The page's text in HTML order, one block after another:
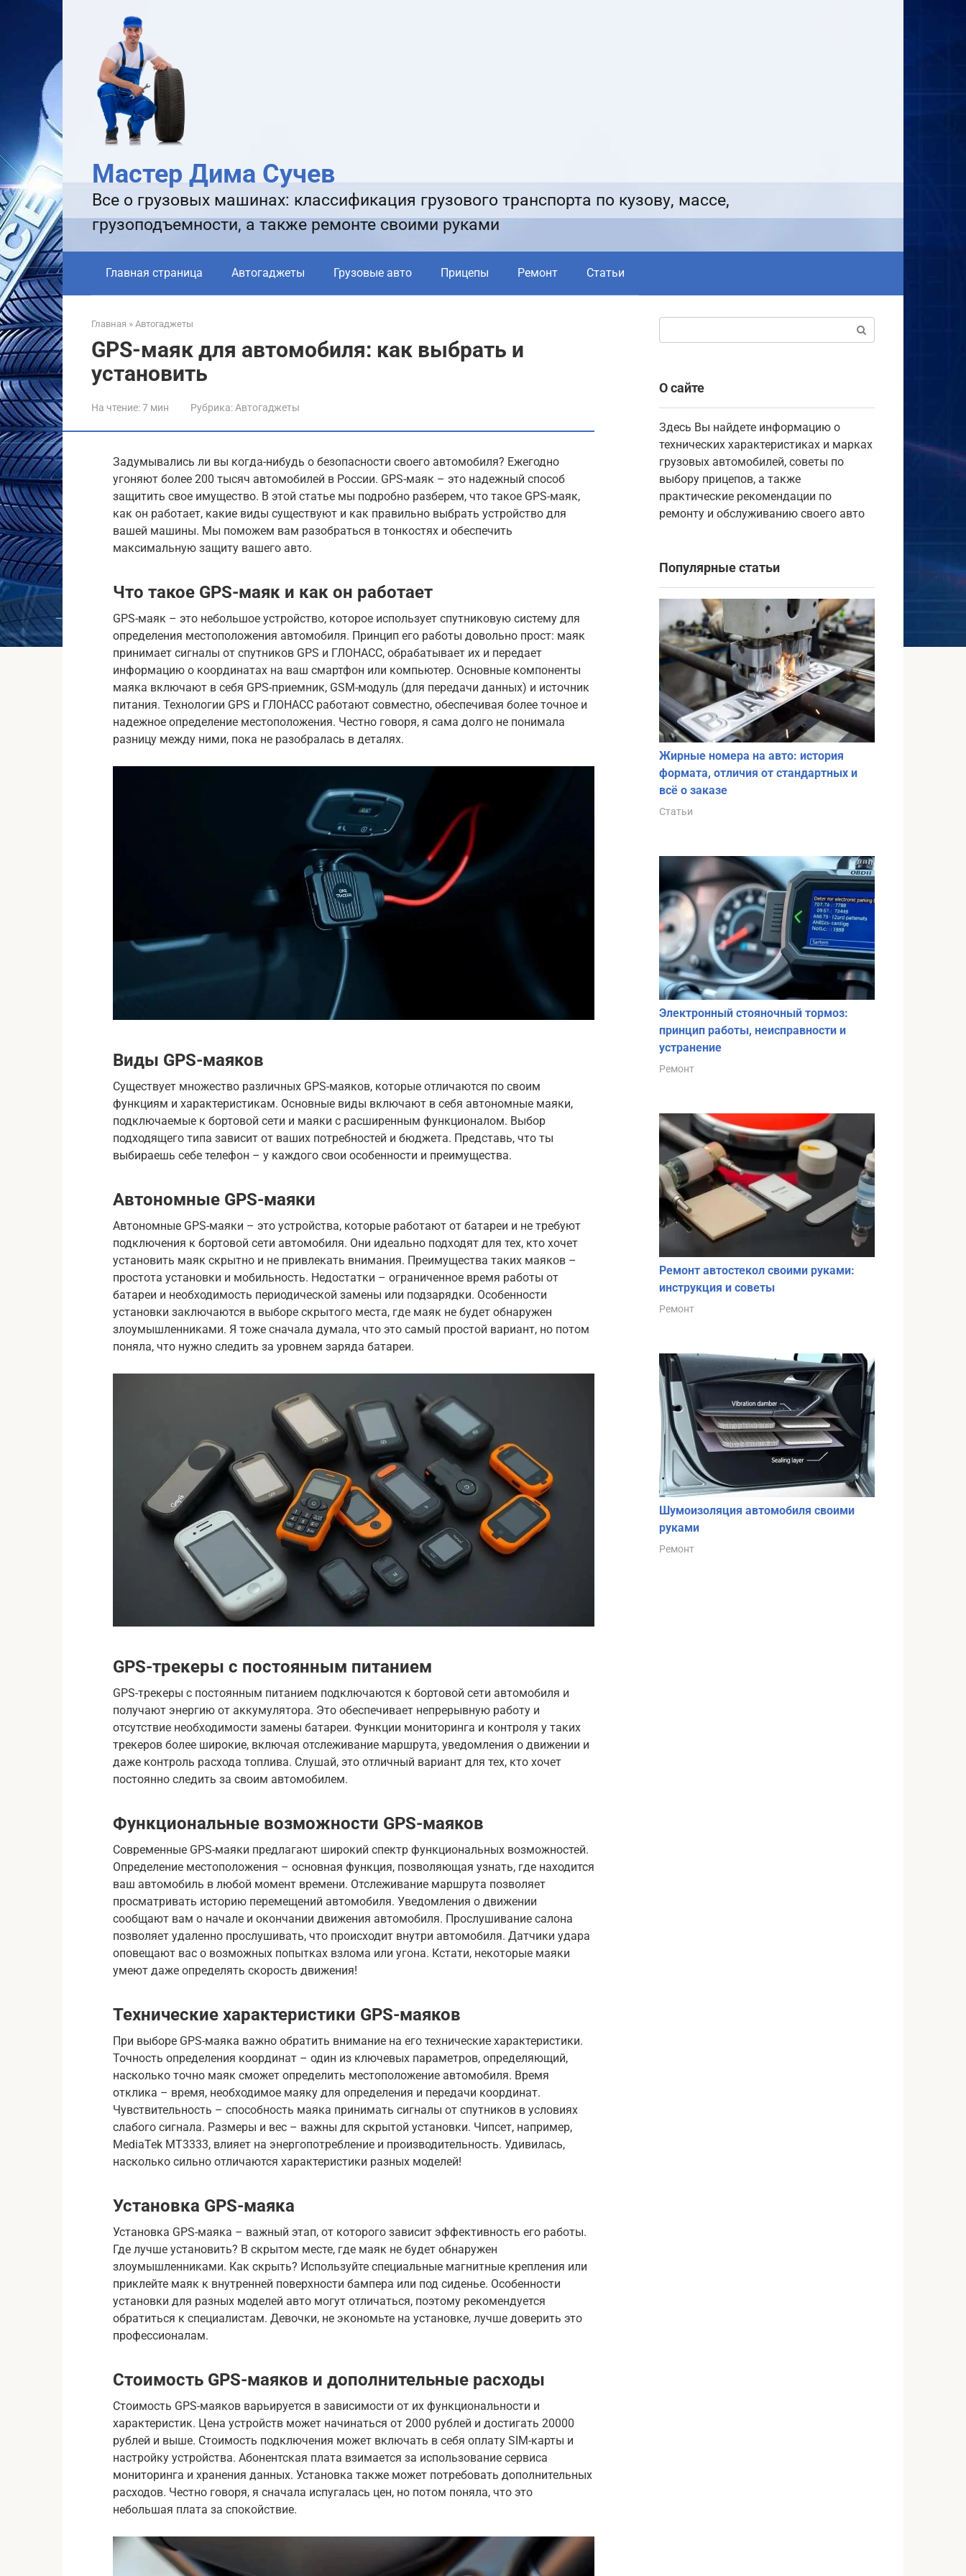
Мастер Дима Сучев
Все о грузовых машинах: классификация грузового транспорта по кузову, массе,
грузоподъемности, а также ремонте своими руками
Главная страница Автогаджеты Грузовые авто Прицепы Ремонт Статьи
Главная » Автогаджеты
GPS-маяк для автомобиля: как выбрать и
установить
На чтение:7 мин Рубрика: Автогаджеты
Задумывались ли вы когда-нибудь о безопасности своего автомобиля? Ежегодно
угоняют более 200 тысяч автомобилей в России. GPS-маяк – это надежный способ
защитить свое имущество. В этой статье мы подробно разберем, что такое GPS-маяк,
как он работает, какие виды существуют и как правильно выбрать устройство для
вашей машины. Мы поможем вам разобраться в тонкостях и обеспечить
максимальную защиту вашего авто.
Что такое GPS-маяк и как он работает
GPS-маяк – это небольшое устройство, которое использует спутниковую систему для
определения местоположения автомобиля. Принцип его работы довольно прост: маяк
принимает сигналы от спутников GPS и ГЛОНАСС, обрабатывает их и передает
информацию о координатах на ваш смартфон или компьютер. Основные компоненты
маяка включают в себя GPS-приемник, GSM-модуль (для передачи данных) и источник
питания. Технологии GPS и ГЛОНАСС работают совместно, обеспечивая более точное и
надежное определение местоположения. Честно говоря, я сама долго не понимала
разницу между ними, пока не разобралась в деталях.
Виды GPS-маяков
Существует множество различных GPS-маяков, которые отличаются по своим
функциям и характеристикам. Основные виды включают в себя автономные маяки,
подключаемые к бортовой сети и маяки с расширенным функционалом. Выбор
подходящего типа зависит от ваших потребностей и бюджета. Представь, что ты
выбираешь себе телефон – у каждого свои особенности и преимущества.
Автономные GPS-маяки
Автономные GPS-маяки – это устройства, которые работают от батареи и не требуют
подключения к бортовой сети автомобиля. Они идеально подходят для тех, кто хочет
установить маяк скрытно и не привлекать внимания. Преимущества таких маяков –
простота установки и мобильность. Недостатки – ограниченное время работы от
батареи и необходимость периодической замены или подзарядки. Особенности
установки заключаются в выборе скрытого места, где маяк не будет обнаружен
злоумышленниками. Я тоже сначала думала, что это самый простой вариант, но потом
поняла, что нужно следить за уровнем заряда батареи.
GPS-трекеры с постоянным питанием
GPS-трекеры с постоянным питанием подключаются к бортовой сети автомобиля и
получают энергию от аккумулятора. Это обеспечивает непрерывную работу и
отсутствие необходимости замены батареи. Функции мониторинга и контроля у таких
трекеров более широкие, включая отслеживание маршрута, уведомления о движении и
даже контроль расхода топлива. Слушай, это отличный вариант для тех, кто хочет
постоянно следить за своим автомобилем.
Функциональные возможности GPS-маяков
Современные GPS-маяки предлагают широкий спектр функциональных возможностей.
Определение местоположения – основная функция, позволяющая узнать, где находится
ваш автомобиль в любой момент времени. Отслеживание маршрута позволяет
просматривать историю перемещений автомобиля. Уведомления о движении
сообщают вам о начале и окончании движения автомобиля. Прослушивание салона
позволяет удаленно прослушивать, что происходит внутри автомобиля. Датчики удара
оповещают вас о возможных попытках взлома или угона. Кстати, некоторые маяки
умеют даже определять скорость движения!
Технические характеристики GPS-маяков
При выборе GPS-маяка важно обратить внимание на его технические характеристики.
Точность определения координат – один из ключевых параметров, определяющий,
насколько точно маяк сможет определить местоположение автомобиля. Время
отклика – время, необходимое маяку для определения и передачи координат.
Чувствительность – способность маяка принимать сигналы от спутников в условиях
слабого сигнала. Размеры и вес – важны для скрытой установки. Чипсет, например,
MediaTek MT3333, влияет на энергопотребление и производительность. Удивилась,
насколько сильно отличаются характеристики разных моделей!
Установка GPS-маяка
Установка GPS-маяка – важный этап, от которого зависит эффективность его работы.
Где лучше установить? В скрытом месте, где маяк не будет обнаружен
злоумышленниками. Как скрыть? Используйте специальные магнитные крепления или
приклейте маяк к внутренней поверхности бампера или под сиденье. Особенности
установки для разных моделей авто могут отличаться, поэтому рекомендуется
обратиться к специалистам. Девочки, не экономьте на установке, лучше доверить это
профессионалам.
Стоимость GPS-маяков и дополнительные расходы
Стоимость GPS-маяков варьируется в зависимости от их функциональности и
характеристик. Цена устройств может начинаться от 2000 рублей и достигать 20000
рублей и выше. Стоимость подключения может включать в себя оплату SIM-карты и
настройку устройства. Абонентская плата взимается за использование сервиса
мониторинга и хранения данных. Установка также может потребовать дополнительных
расходов. Честно говоря, я сначала испугалась цен, но потом поняла, что это
небольшая плата за спокойствие.
О сайте
Здесь Вы найдете информацию о
технических характеристиках и марках
грузовых автомобилей, советы по
выбору прицепов, а также
практические рекомендации по
ремонту и обслуживанию своего авто
Популярные статьи
Жирные номера на авто: история
формата, отличия от стандартных и
всё о заказе
Статьи
Электронный стояночный тормоз:
принцип работы, неисправности и
устранение
Ремонт
Ремонт автостекол своими руками:
инструкция и советы
Ремонт
Шумоизоляция автомобиля своими
руками
Ремонт